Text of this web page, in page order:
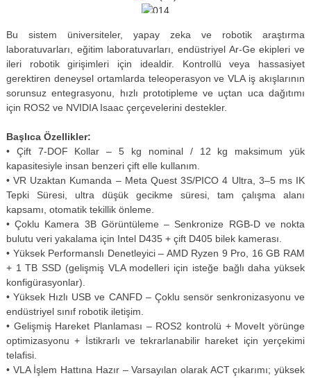
Bu sistem üniversiteler, yapay zeka ve robotik araştırma
laboratuvarları, eğitim laboratuvarları, endüstriyel Ar-Ge ekipleri ve
ileri robotik girişimleri için idealdir. Kontrollü veya hassasiyet
gerektiren deneysel ortamlarda teleoperasyon ve VLA iş akışlarının
sorunsuz entegrasyonu, hızlı prototipleme ve uçtan uca dağıtımı
için ROS2 ve NVIDIA Isaac çerçevelerini destekler.
Başlıca Özellikler:
• Çift 7-DOF Kollar – 5 kg nominal / 12 kg maksimum yük
kapasitesiyle insan benzeri çift elle kullanım.
• VR Uzaktan Kumanda – Meta Quest 3S/PICO 4 Ultra, 3–5 ms IK
Tepki Süresi, ultra düşük gecikme süresi, tam çalışma alanı
kapsamı, otomatik tekillik önleme.
• Çoklu Kamera 3B Görüntüleme – Senkronize RGB-D ve nokta
bulutu veri yakalama için Intel D435 + çift D405 bilek kamerası.
• Yüksek Performanslı Denetleyici – AMD Ryzen 9 Pro, 16 GB RAM
+ 1 TB SSD (gelişmiş VLA modelleri için isteğe bağlı daha yüksek
konfigürasyonlar).
• Yüksek Hızlı USB ve CANFD – Çoklu sensör senkronizasyonu ve
endüstriyel sınıf robotik iletişim.
• Gelişmiş Hareket Planlaması – ROS2 kontrolü + MoveIt yörünge
optimizasyonu + İstikrarlı ve tekrarlanabilir hareket için yerçekimi
telafisi.
• VLA İşlem Hattına Hazır – Varsayılan olarak ACT çıkarımı; yüksek